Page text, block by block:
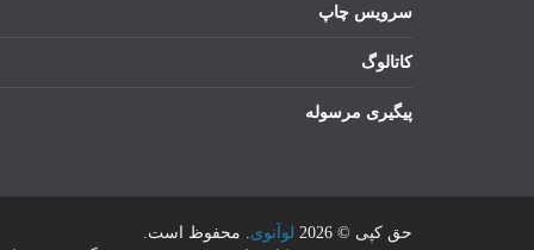
سرویس چاپ
کاتالوگ
پیگیری مرسوله
حق کپی © 2026 لوآنوی. محفوظ است.